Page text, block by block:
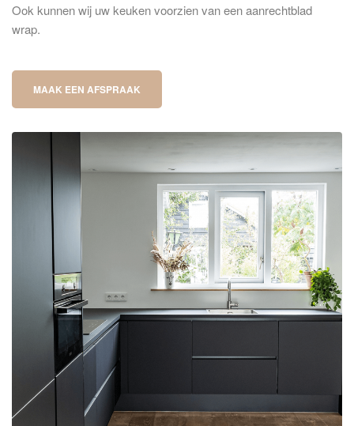
Ook kunnen wij uw keuken voorzien van een aanrechtblad
wrap.
MAAK EEN AFSPRAAK